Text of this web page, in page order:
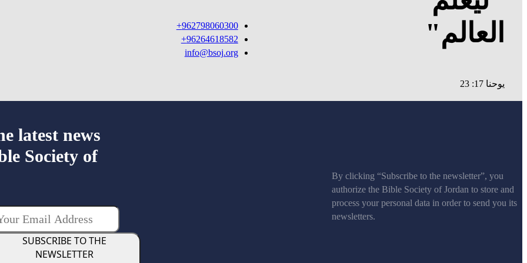
العالم"
يوحنا 17: 23
962798060300+
96264618582+
info@bsoj.org
By clicking “Subscribe to the newsletter”, you
authorize the Bible Society of Jordan to store and
process your personal data in order to send you its
newsletters.
latest news
Society of
SUBSCRIBE TO THE
NEWSLETTER